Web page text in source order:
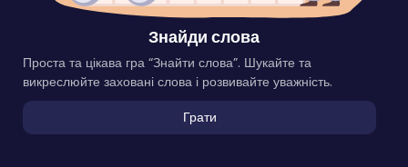
Знайди слова
Проста та цікава гра “Знайти слова”. Шукайте та
викреслюйте заховані слова і розвивайте уважність.
Грати